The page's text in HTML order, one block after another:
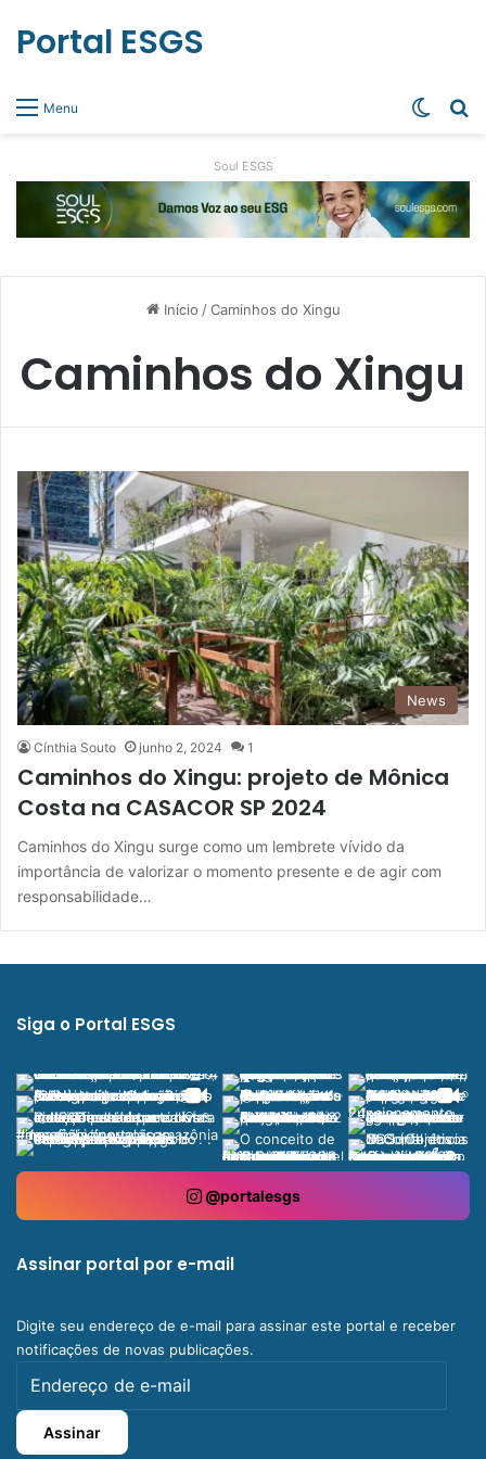
Menu
Portal ESGS
Soul ESGS
Início / Caminhos do Xingu
Caminhos do Xingu
News
Cínthia Souto junho 2, 2024 1
Caminhos do Xingu: projeto de Mônica
Costa na CASACOR SP 2024
Caminhos do Xingu surge como um lembrete vívido da
importância de valorizar o momento presente e de agir com
responsabilidade…
Siga o Portal ESGS
@portalesgs
Assinar portal por e-mail
Digite seu endereço de e-mail para assinar este portal e receber
notificações de novas publicações.
de
e-
mail
Assinar